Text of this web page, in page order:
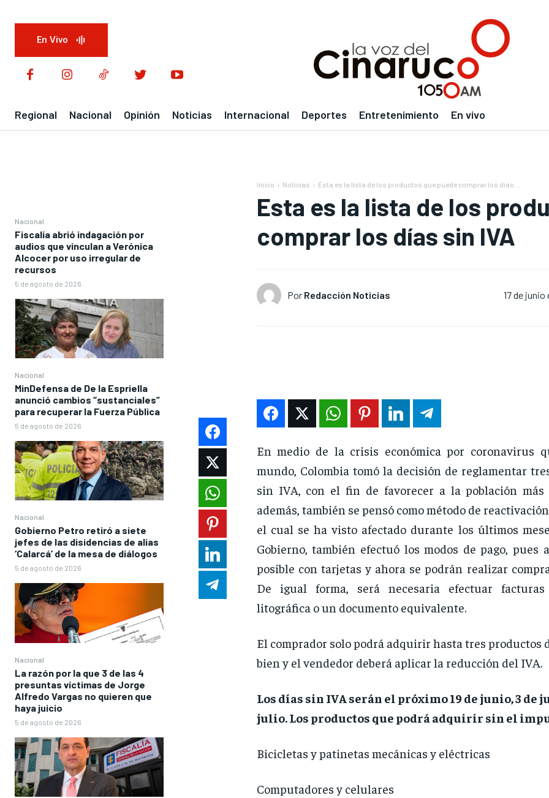
En Vivo
Regional Nacional Opinión Noticias Internacional Deportes Entretenimiento En vivo
Nacional
Fiscalía abrió indagación por
audios que vinculan a Verónica
Alcocer por uso irregular de
recursos
5 de agosto de 2026
Nacional
MinDefensa de De la Espriella
anunció cambios “sustanciales”
para recuperar la Fuerza Pública
5 de agosto de 2026
Nacional
Gobierno Petro retiró a siete
jefes de las disidencias de alias
‘Calarcá’ de la mesa de diálogos
5 de agosto de 2026
Nacional
La razón por la que 3 de las 4
presuntas víctimas de Jorge
Alfredo Vargas no quieren que
haya juicio
5 de agosto de 2026
Inicio Noticias Esta es la lista de los productos que puede comprar los días...
Esta es la lista de los
comprar los días sin IVA
Por Redacción Noticias 17 de junio
En medio de la crisis económica por coronavirus
mundo, Colombia tomó la decisión de reglamentar
sin IVA, con el fin de favorecer a la población más
además, también se pensó como método de
el cual se ha visto afectado durante los últimos
Gobierno, también efectuó los modos de pago, pues
posible con tarjetas y ahora se podrán realizar
De igual forma, será necesaria efectuar facturas
litográfica o un documento equivalente.
El comprador solo podrá adquirir hasta tres productos
bien y el vendedor deberá aplicar la reducción del IVA.
Los días sin IVA serán el próximo 19 de junio, 3 de
julio. Los productos que podrá adquirir sin el
Bicicletas y patinetas mecánicas y eléctricas
Computadores y celulares